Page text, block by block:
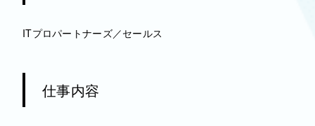
ITプロパートナーズ／セールス
仕事内容